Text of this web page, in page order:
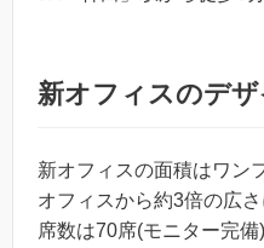
新オフィスのデザ
新オフィスの面積はワン
オフィスから約3倍の広
席数は70席(モニター完